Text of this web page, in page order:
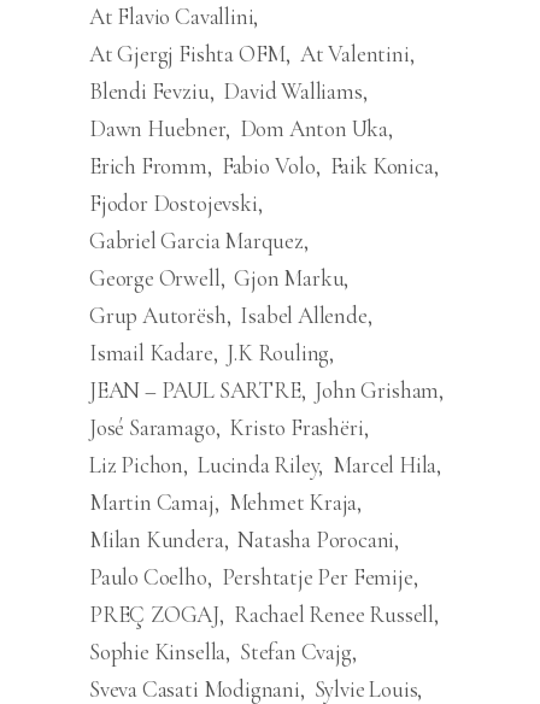
At Flavio Cavallini
At Gjergj Fishta OFM At Valentini
Blendi Fevziu David Walliams
Dawn Huebner Dom Anton Uka
Erich Fromm
Fabio Volo
Faik Konica
Fjodor Dostojevski
Gabriel Garcia Marquez
George Orwell Gjon Marku
Grup Autorësh Isabel Allende
Ismail Kadare J.K Rouling
JEAN – PAUL SARTRE John Grisham
José Saramago Kristo Frashëri
Liz Pichon Lucinda Riley Marcel Hila
Martin Camaj
Mehmet Kraja
Milan Kundera Natasha Porocani
Paulo Coelho
Pershtatje Per Femije
PREÇ ZOGAJ
Rachael Renee Russell
Sophie Kinsella Stefan Cvajg
Sveva Casati Modignani
Sylvie Louis